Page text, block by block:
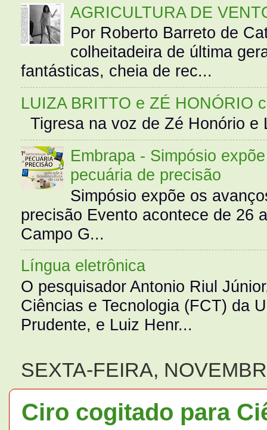
AGRICULTURA DE
Por Roberto Barreto de
colheitadeira de última
fantásticas, cheia de rec...
LUIZA BRITTO e ZÉ HONÓRIO
Tigresa na voz de Zé Honório
Embrapa - Simpósio
pecuária de precisão
Simpósio expõe os
precisão Evento acontece de 26
Campo G...
Língua eletrônica
O pesquisador Antonio Riul
Ciências e Tecnologia (FCT) da
Prudente, e Luiz Henr...
SEXTA-FEIRA,
Ciro cogitado para